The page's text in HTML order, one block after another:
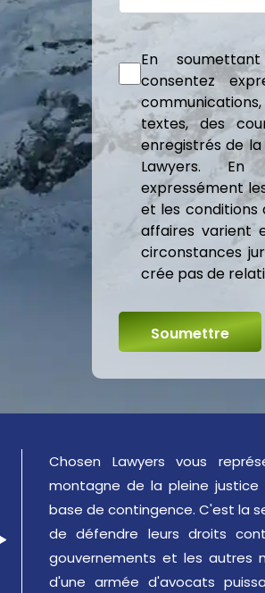
En
consentez
textes, des
enregistrés de
Lawyers.
expressément
et les conditions
affaires varient
circonstances
crée pas de
Chosen Lawyers vous
montagne de la pleine
base de contingence. C'est la
de défendre leurs droits
gouvernements et les autres
d'une armée d'avocats